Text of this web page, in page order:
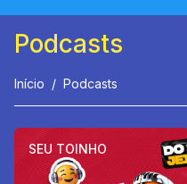
Podcasts
Início Podcasts
SEU TOINHO